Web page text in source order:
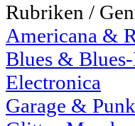
Rubriken /
Americana &
Blues &
Electronica
Garage & Punk